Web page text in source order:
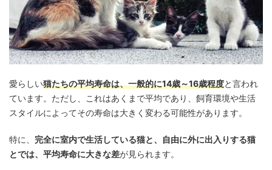
愛らしい猫たちの平均寿命は、一般的に14歳～16歳程度と言われ
ています。ただし、これはあくまで平均であり、飼育環境や生活
スタイルによってその寿命は大きく変わる可能性があります。
特に、 完全に室内で生活している猫と、自由に外に出入りする猫
とでは、平均寿命に大きな差が見られます。